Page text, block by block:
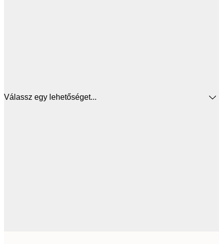
Válassz egy lehetőséget...